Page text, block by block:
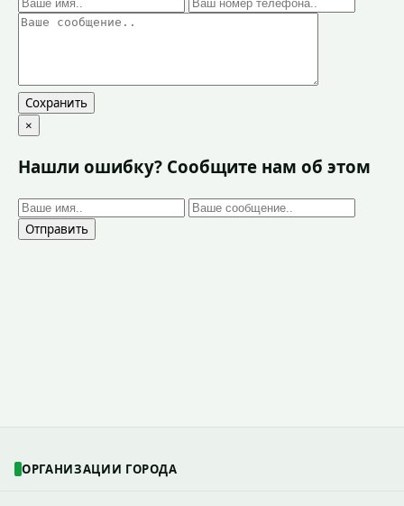
Сохранить
×
Нашли ошибку? Сообщите нам об этом
Отправить
ОРГАНИЗАЦИИ ГОРОДА